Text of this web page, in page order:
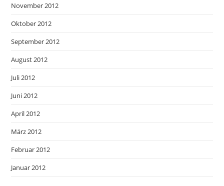
November 2012
Oktober 2012
September 2012
August 2012
Juli 2012
Juni 2012
April 2012
März 2012
Februar 2012
Januar 2012